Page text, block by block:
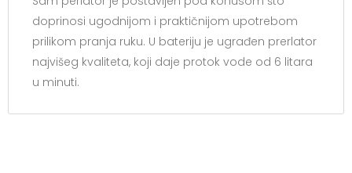
doprinosi ugodnijom i praktičnijom upotrebom
prilikom pranja ruku. U bateriju je ugrađen prerlator
najvišeg kvaliteta, koji daje protok vode od 6 litara
u minuti.